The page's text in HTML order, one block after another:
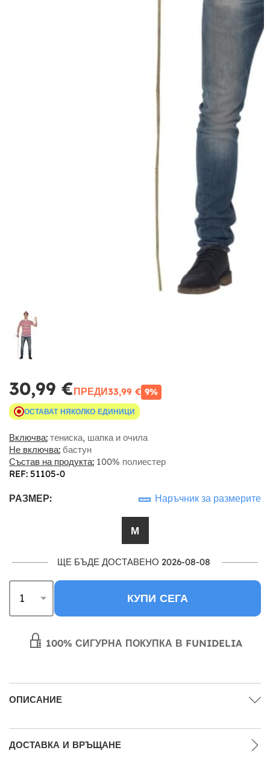
30,99 €ПРЕДИ33,99 € 9%
ОСТАВАТ НЯКОЛКО ЕДИНИЦИ
Включва: тениска, шапка и очила
Не включва: бастун
Състав на продукта: 100% полиестер
REF: 51105-0
РАЗМЕР: Наръчник за размерите
М
ЩЕ БЪДЕ ДОСТАВЕНО 2026-08-08
КУПИ СЕГА
100% СИГУРНА ПОКУПКА В FUNIDELIA
ОПИСАНИЕ
ДОСТАВКА И ВРЪЩАНЕ